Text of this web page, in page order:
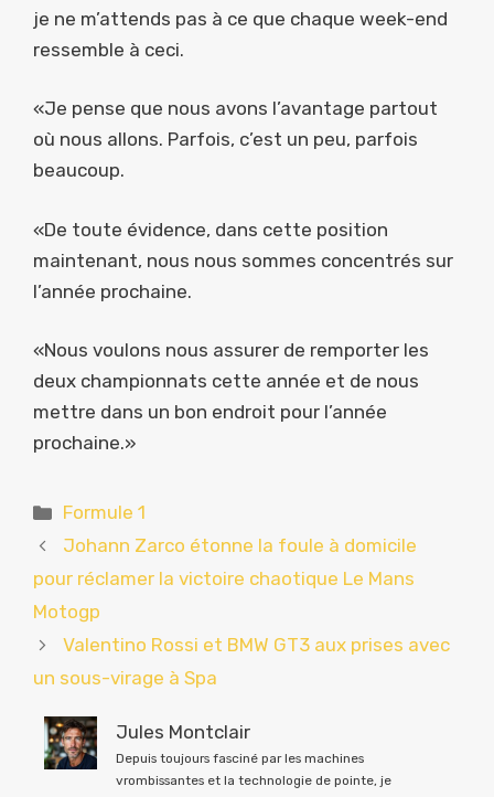
je ne m’attends pas à ce que chaque week-end
ressemble à ceci.
«Je pense que nous avons l’avantage partout
où nous allons. Parfois, c’est un peu, parfois
beaucoup.
«De toute évidence, dans cette position
maintenant, nous nous sommes concentrés sur
l’année prochaine.
«Nous voulons nous assurer de remporter les
deux championnats cette année et de nous
mettre dans un bon endroit pour l’année
prochaine.»
Catégories
Formule 1
Johann Zarco étonne la foule à domicile
pour réclamer la victoire chaotique Le Mans
Motogp
Valentino Rossi et BMW GT3 aux prises avec
un sous-virage à Spa
Jules Montclair
Depuis toujours fasciné par les machines
vrombissantes et la technologie de pointe, je